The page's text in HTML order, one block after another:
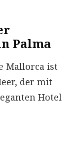
Palma
Mallorca ist
der mit
Hotel